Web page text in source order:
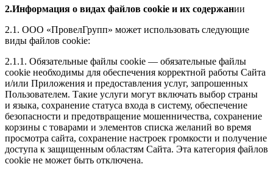
2.Информация о видах файлов cookie и их содержании
2.1. ООО «ПровелГрупп» может использовать следующие
виды файлов cookie:
2.1.1. Обязательные файлы cookie — обязательные файлы
cookie необходимы для обеспечения корректной работы Сайта
и/или Приложения и предоставления услуг, запрошенных
Пользователем. Такие услуги могут включать выбор страны
и языка, сохранение статуса входа в систему, обеспечение
безопасности и предотвращение мошенничества, сохранение
корзины с товарами и элементов списка желаний во время
просмотра сайта, сохранение настроек громкости и получение
доступа к защищенным областям Сайта. Эта категория файлов
cookie не может быть отключена.